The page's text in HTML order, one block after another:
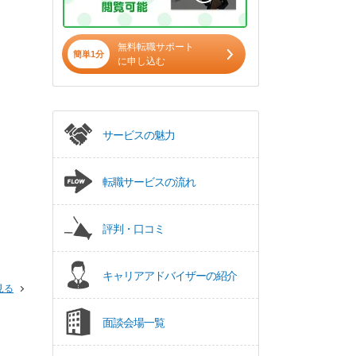
る
簡単1分
無料転職サポート
に申し込む
サービスの魅力
転職サービスの流れ
評判・口コミ
キャリアアドバイザーの紹介
面談会場一覧